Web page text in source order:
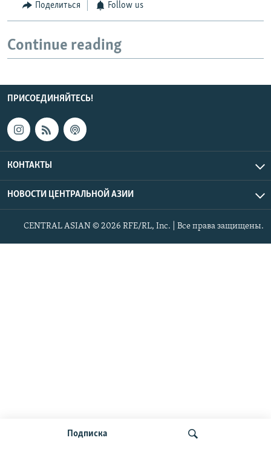
Подписка
Поделиться Follow us
Continue reading
ПРИСОЕДИНЯЙТЕСЬ!
КОНТАКТЫ
НОВОСТИ ЦЕНТРАЛЬНОЙ АЗИИ
CENTRAL ASIAN © 2026 RFE/RL, Inc. | Все права защищены.